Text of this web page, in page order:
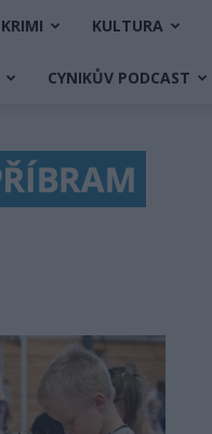
KRIMI KULTURA
CYNIKŮV PODCAST